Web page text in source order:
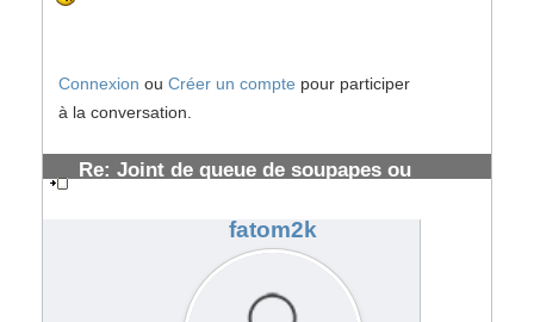
Connexion ou Créer un compte pour participer
à la conversation.
Re: Joint de queue de soupapes ou
fatom2k